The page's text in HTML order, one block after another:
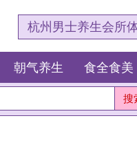
州男士养生会所体验网，专注
生 食全食美 狂欢派对